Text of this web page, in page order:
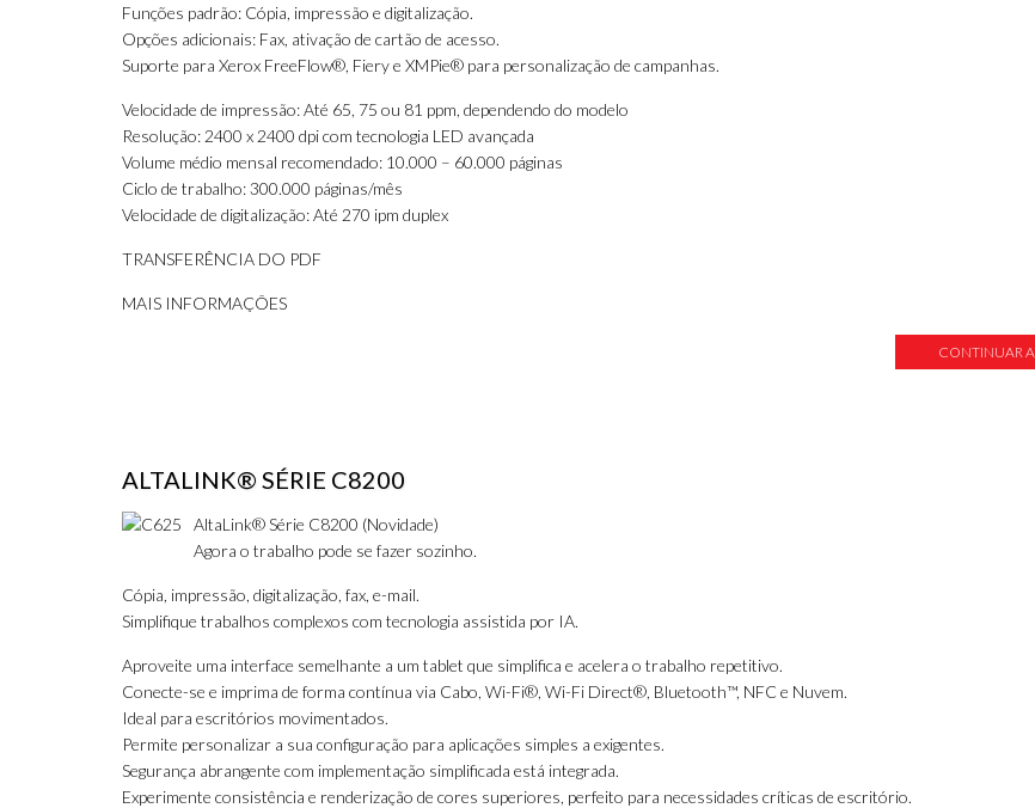
Funções padrão: Cópia, impressão e digitalização.
Opções adicionais: Fax, ativação de cartão de acesso.
Suporte para Xerox FreeFlow®, Fiery e XMPie® para personalização de campanhas.
Velocidade de impressão: Até 65, 75 ou 81 ppm, dependendo do modelo
Resolução: 2400 x 2400 dpi com tecnologia LED avançada
Volume médio mensal recomendado: 10.000 – 60.000 páginas
Ciclo de trabalho: 300.000 páginas/mês
Velocidade de digitalização: Até 270 ipm duplex
TRANSFERÊNCIA DO PDF
MAIS INFORMAÇÕES
CONTINUAR A
ALTALINK® SÉRIE C8200
AltaLink® Série C8200 (Novidade)
Agora o trabalho pode se fazer sozinho.
Cópia, impressão, digitalização, fax, e-mail.
Simplifique trabalhos complexos com tecnologia assistida por IA.
Aproveite uma interface semelhante a um tablet que simplifica e acelera o trabalho repetitivo.
Conecte-se e imprima de forma contínua via Cabo, Wi-Fi®, Wi-Fi Direct®, Bluetooth™, NFC e Nuvem.
Ideal para escritórios movimentados.
Permite personalizar a sua configuração para aplicações simples a exigentes.
Segurança abrangente com implementação simplificada está integrada.
Experimente consistência e renderização de cores superiores, perfeito para necessidades críticas de escritório.